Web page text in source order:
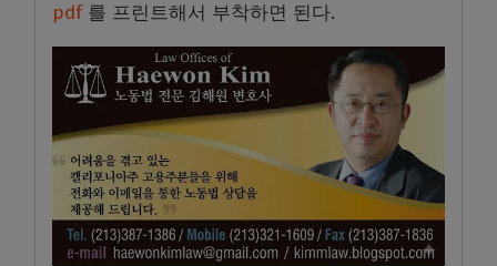
pdf를 프린트해서 부착하면 된다.